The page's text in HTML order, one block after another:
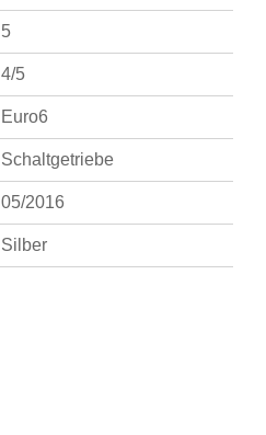
5
4/5
Euro6
Schaltgetriebe
05/2016
Silber